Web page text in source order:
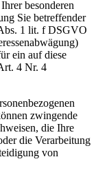
besonderen
Sie betreffender
1 lit. f DSGVO
ein auf diese
4 Nr. 4
zwingende
die Ihre
die Verarbeitung
von